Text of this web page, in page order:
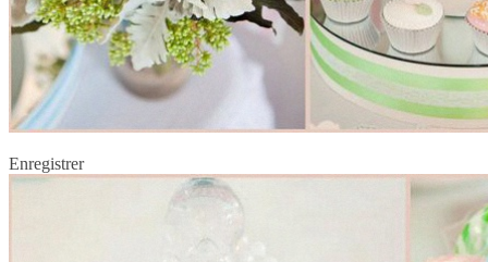
Enregistrer